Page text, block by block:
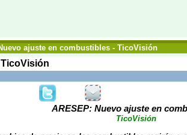
ajuste en combustibles - TicoVisión
ARESEP: Nuevo ajuste en
TicoVisión